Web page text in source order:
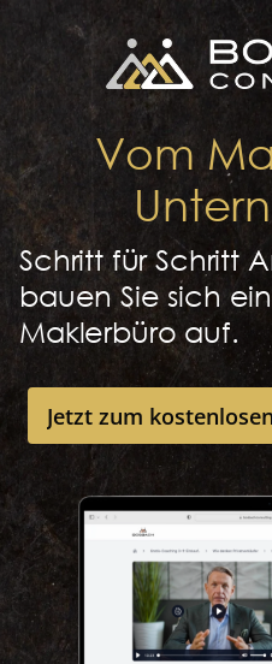
Vom
Schritt für Schritt
bauen Sie sich
Maklerbüro auf.
Jetzt zum
Jetzt zum